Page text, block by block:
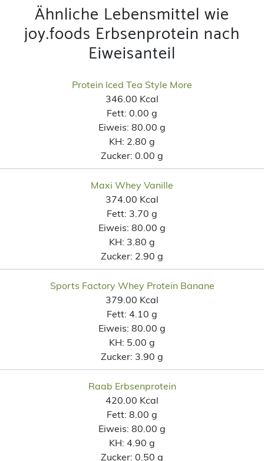
Ähnliche Lebensmittel wie
joy.foods Erbsenprotein nach
Eiweisanteil
Protein Iced Tea Style More
346.00 Kcal
Fett: 0.00 g
Eiweis: 80.00 g
KH: 2.80 g
Zucker: 0.00 g
Maxi Whey Vanille
374.00 Kcal
Fett: 3.70 g
Eiweis: 80.00 g
KH: 3.80 g
Zucker: 2.90 g
Sports Factory Whey Protein Banane
379.00 Kcal
Fett: 4.10 g
Eiweis: 80.00 g
KH: 5.00 g
Zucker: 3.90 g
Raab Erbsenprotein
420.00 Kcal
Fett: 8.00 g
Eiweis: 80.00 g
KH: 4.90 g
Zucker: 0.50 g